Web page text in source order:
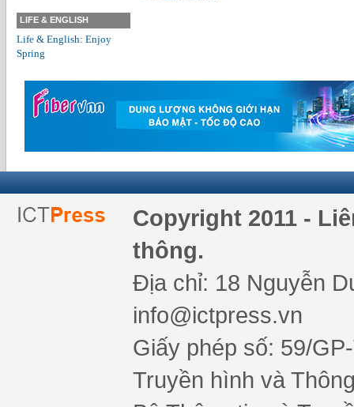
LIFE & ENGLISH
Life & English: Enjoy
Spring
Copyright 2011 -
thông.
Địa chỉ: 18 Nguyễn
info@ictpress.vn
Giấy phép số: 59/
Truyền hình và